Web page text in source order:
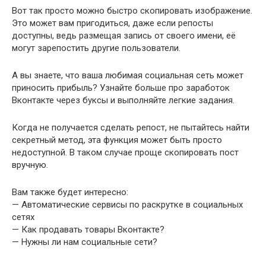
Вот так просто можно быстро скопировать изображение.
Это может вам пригодиться, даже если репосты
доступны, ведь размещая запись от своего имени, её
могут зарепостить другие пользователи.
А вы знаете, что ваша любимая социальная сеть может
приносить прибыль? Узнайте больше про заработок
Вконтакте через буксы и выполняйте легкие задания.
Когда не получается сделать репост, не пытайтесь найти
секретный метод, эта функция может быть просто
недоступной. В таком случае проще скопировать пост
вручную.
Вам также будет интересно:
— Автоматические сервисы по раскрутке в социальных
сетях
— Как продавать товары Вконтакте?
— Нужны ли нам социальные сети?